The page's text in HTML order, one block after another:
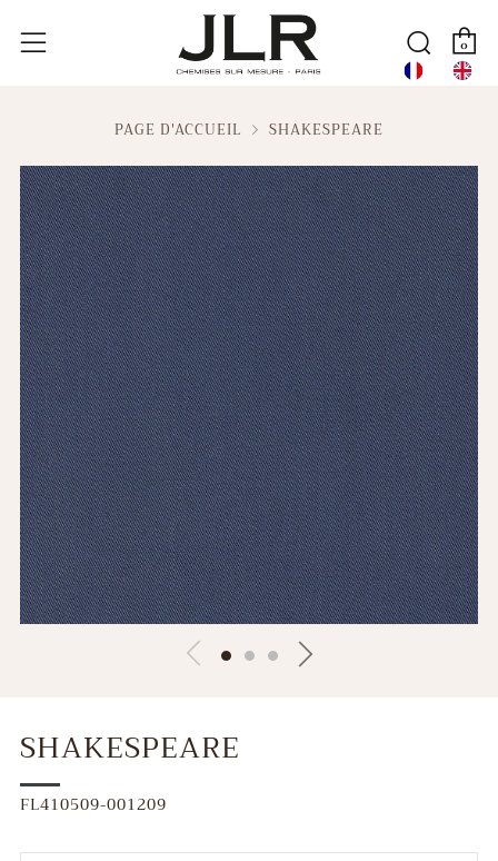
Menu
0
PAGE D'ACCUEIL SHAKESPEARE
SHAKESPEARE
FL410509-001209